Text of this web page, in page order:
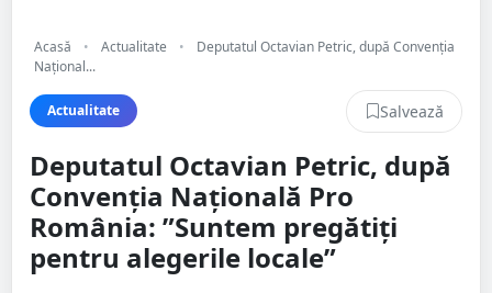
Acasă • Actualitate •
Deputatul Octavian Petric, după Convenția
Național...
Actualitate Salvează
Deputatul Octavian Petric, după
Convenția Națională Pro
România: ”Suntem pregătiți
pentru alegerile locale”